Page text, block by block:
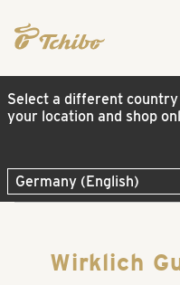
Select a different
your location and shop
Wirklich